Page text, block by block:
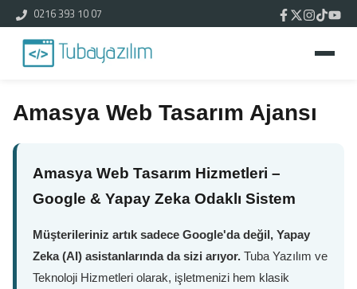
0216 393 10 07
Amasya Web Tasarım Ajansı
Amasya Web Tasarım Hizmetleri –
Google & Yapay Zeka Odaklı Sistem
Müşterileriniz artık sadece Google'da değil, Yapay
Zeka (AI) asistanlarında da sizi arıyor. Tuba Yazılım ve
Teknoloji Hizmetleri olarak, işletmenizi hem klasik